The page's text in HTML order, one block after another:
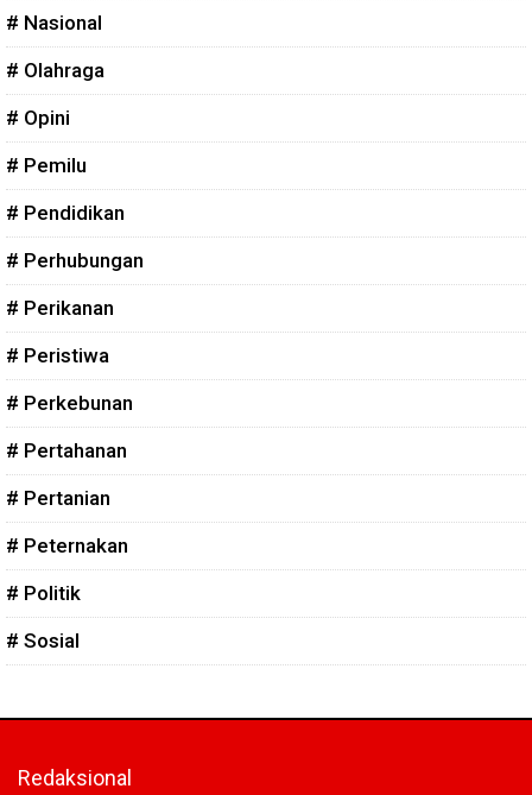
# Nasional
# Olahraga
# Opini
# Pemilu
# Pendidikan
# Perhubungan
# Perikanan
# Peristiwa
# Perkebunan
# Pertahanan
# Pertanian
# Peternakan
# Politik
# Sosial
Redaksional